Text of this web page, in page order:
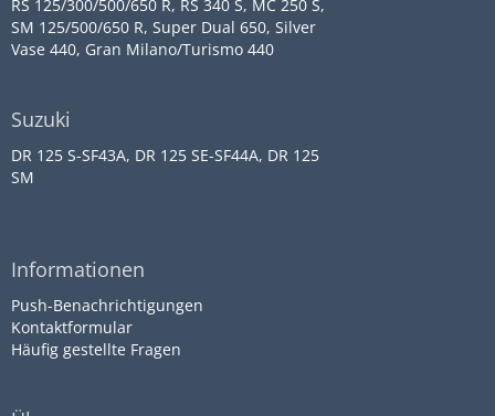
RS 125/300/500/650 R, RS 340 S, MC 250 S,
SM 125/500/650 R, Super Dual 650, Silver
Vase 440, Gran Milano/Turismo 440
Suzuki
DR 125 S-SF43A, DR 125 SE-SF44A, DR 125
SM
Informationen
Push-Benachrichtigungen
Kontaktformular
Häufig gestellte Fragen